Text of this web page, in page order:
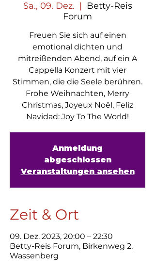
Sa., 09. Dez.
  |
Betty-Reis
Forum
Freuen Sie sich auf einen
emotional dichten und
mitreißenden Abend, auf ein A
Cappella Konzert mit vier
Stimmen, die die Seele berühren.
Frohe Weihnachten, Merry
Christmas, Joyeux Noël, Feliz
Navidad: Joy To The World!
Anmeldung
abgeschlossen
Veranstaltungen ansehen
Zeit & Ort
09. Dez. 2023, 20:00 – 22:30
Betty-Reis Forum, Birkenweg 2,
Wassenberg